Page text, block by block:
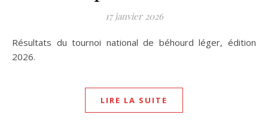
17 janvier 2026
Résultats du tournoi national de béhourd léger, édition
2026.
LIRE LA SUITE